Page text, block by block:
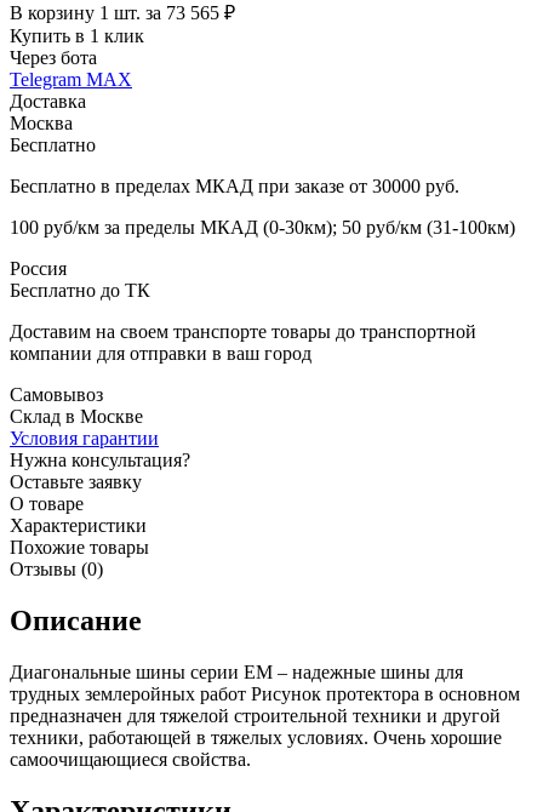
В корзину 1 шт. за 73 565 ₽
Купить в 1 клик
Через бота
Telegram MAX
Доставка
Москва
Бесплатно
Бесплатно в пределах МКАД при заказе от 30000 руб.
100 руб/км за пределы МКАД (0-30км); 50 руб/км (31-100км)
Россия
Бесплатно до ТК
Доставим на своем транспорте товары до транспортной
компании для отправки в ваш город
Самовывоз
Склад в Москве
Условия гарантии
Нужна консультация?
Оставьте заявку
О товаре
Характеристики
Похожие товары
Отзывы (0)
Описание
Диагональные шины серии EM – надежные шины для
трудных землеройных работ Рисунок протектора в основном
предназначен для тяжелой строительной техники и другой
техники, работающей в тяжелых условиях. Очень хорошие
самоочищающиеся свойства.